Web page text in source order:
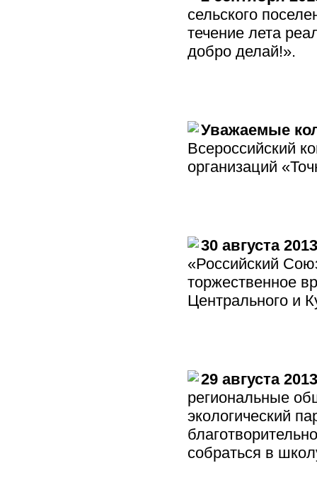
сельского
течение лета
добро делай!».
Уважаемые
Всероссийский
организаций
30 августа
«Российский
торжественное
Центрального и
29 августа
региональные
экологический
собраться в